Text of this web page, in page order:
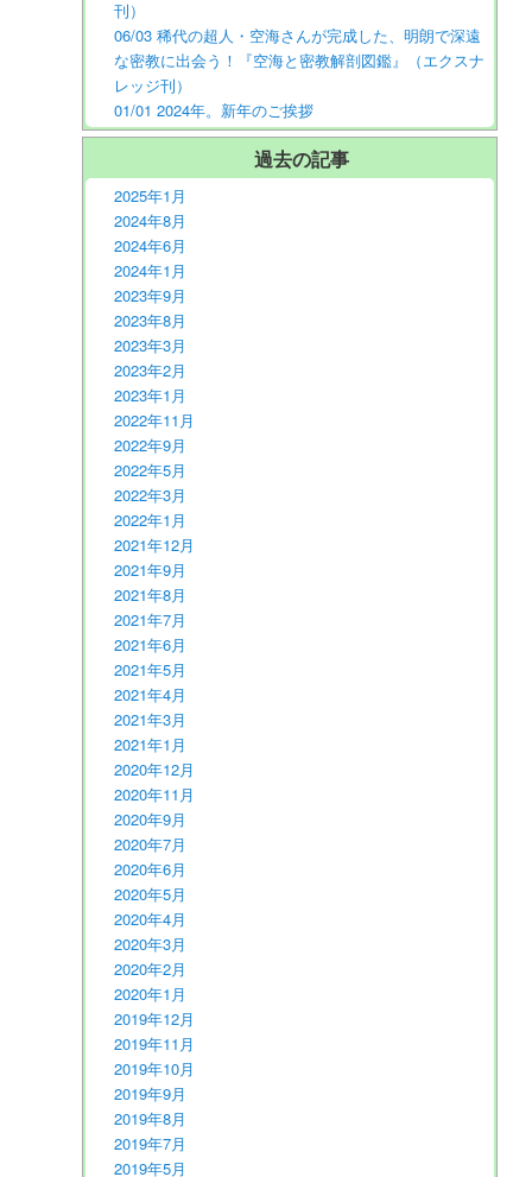
刊）
06/03 稀代の超人・空海さんが完成した、明朗で深遠
な密教に出会う！『空海と密教解剖図鑑』（エクスナ
レッジ刊）
01/01 2024年。新年のご挨拶
過去の記事
2025年1月
2024年8月
2024年6月
2024年1月
2023年9月
2023年8月
2023年3月
2023年2月
2023年1月
2022年11月
2022年9月
2022年5月
2022年3月
2022年1月
2021年12月
2021年9月
2021年8月
2021年7月
2021年6月
2021年5月
2021年4月
2021年3月
2021年1月
2020年12月
2020年11月
2020年9月
2020年7月
2020年6月
2020年5月
2020年4月
2020年3月
2020年2月
2020年1月
2019年12月
2019年11月
2019年10月
2019年9月
2019年8月
2019年7月
2019年5月